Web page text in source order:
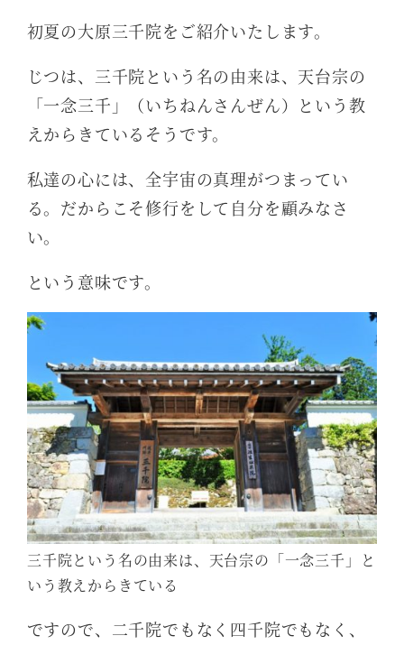
初夏の大原三千院をご紹介いたします。
じつは、三千院という名の由来は、天台宗の
「一念三千」（いちねんさんぜん）という教
えからきているそうです。
私達の心には、全宇宙の真理がつまってい
る。だからこそ修行をして自分を顧みなさ
い。
という意味です。
三千院という名の由来は、天台宗の「一念三千」と
いう教えからきている
ですので、二千院でもなく四千院でもなく、